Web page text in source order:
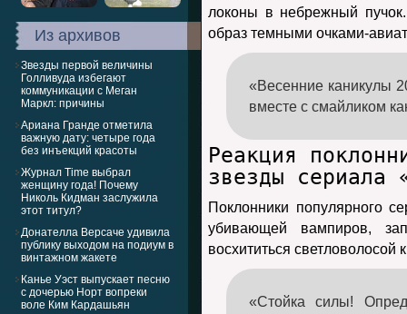
Из архивов
Звезды первой величины
Голливуда избегают
коммуникации с Меган
Маркл: причины
Ариана Гранде отметила
важную дату: четыре года
без инъекций красоты
Журнал Time выбрал
женщину года! Почему
Николь Кидман заслужила
этот титул?
Донателла Версаче удивила
публику выходом на подиум в
винтажном жакете
Канье Уэст выпускает песню
с дочерью Норт вопреки
воле Ким Кардашьян
локоны в небрежный
образ темными очками-
«Весенние каникулы
вместе с смайликом
Реакция
звезды сериала
Поклонники популярного
убивающей вампиров,
восхититься светловолосой
«Стойка силы!